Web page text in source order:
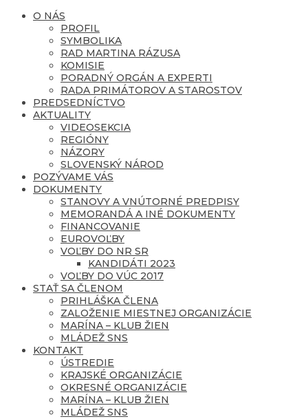
O NÁS
PROFIL
SYMBOLIKA
RAD MARTINA RÁZUSA
KOMISIE
PORADNÝ ORGÁN A EXPERTI
RADA PRIMÁTOROV A STAROSTOV
PREDSEDNÍCTVO
AKTUALITY
VIDEOSEKCIA
REGIÓNY
NÁZORY
SLOVENSKÝ NÁROD
POZÝVAME VÁS
DOKUMENTY
STANOVY A VNÚTORNÉ PREDPISY
MEMORANDÁ A INÉ DOKUMENTY
FINANCOVANIE
EUROVOĽBY
VOĽBY DO NR SR
KANDIDÁTI 2023
VOĽBY DO VÚC 2017
STAŤ SA ČLENOM
PRIHLÁŠKA ČLENA
ZALOŽENIE MIESTNEJ ORGANIZÁCIE
MARÍNA – KLUB ŽIEN
MLÁDEŽ SNS
KONTAKT
ÚSTREDIE
KRAJSKÉ ORGANIZÁCIE
OKRESNÉ ORGANIZÁCIE
MARÍNA – KLUB ŽIEN
MLÁDEŽ SNS